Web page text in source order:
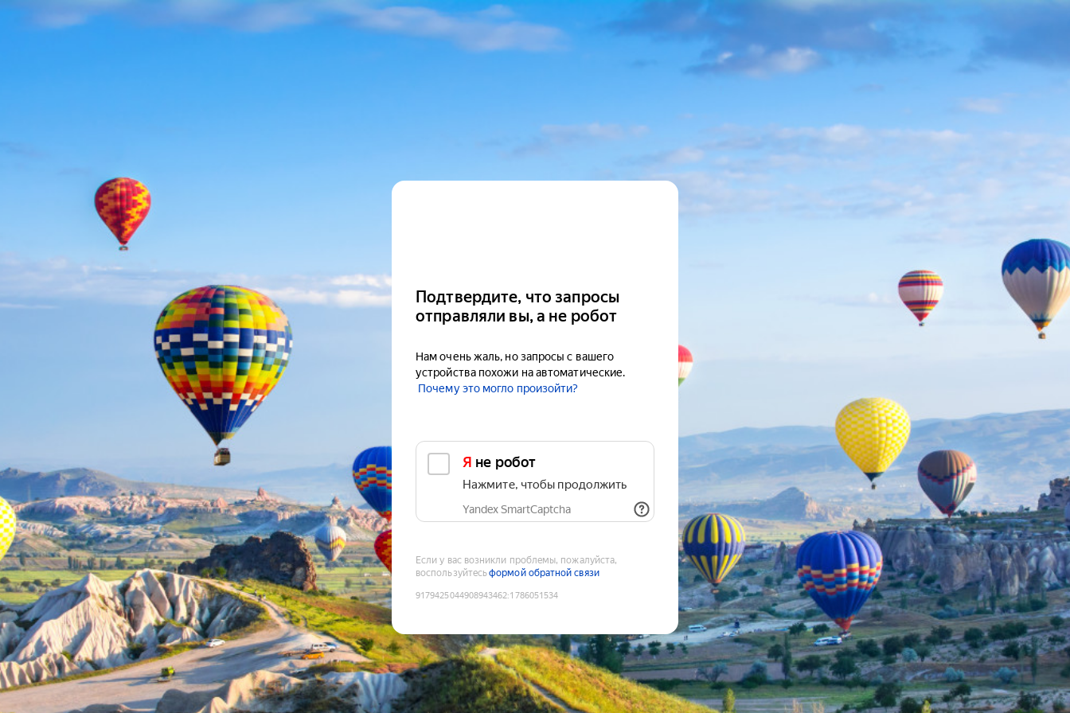
Подтвердите, что запросы
отправляли вы, а не робот
Нам очень жаль, но запросы с вашего
устройства похожи на автоматические.
Почему это могло произойти?
Я не робот
Нажмите, чтобы продолжить
Yandex SmartCaptcha
Если у вас возникли проблемы, пожалуйста,
воспользуйтесьформой обратной связи
9179425044908943462:1786051534